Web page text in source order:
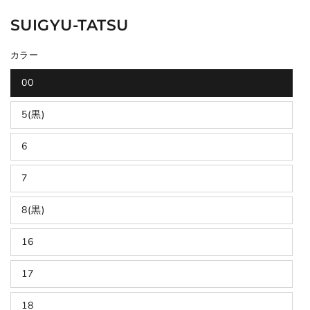
SUIGYU-TATSU
カラー
00
5(黒)
6
7
8(黒)
16
17
18